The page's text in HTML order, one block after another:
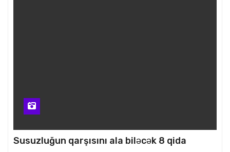
Susuzluğun qarşısını ala biləcək 8 qida